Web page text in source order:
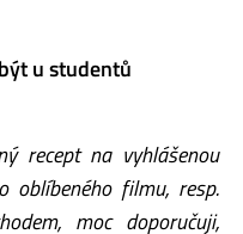
u studentů
recept na vyhlášenou
oblíbeného filmu, resp.
moc doporučuji,